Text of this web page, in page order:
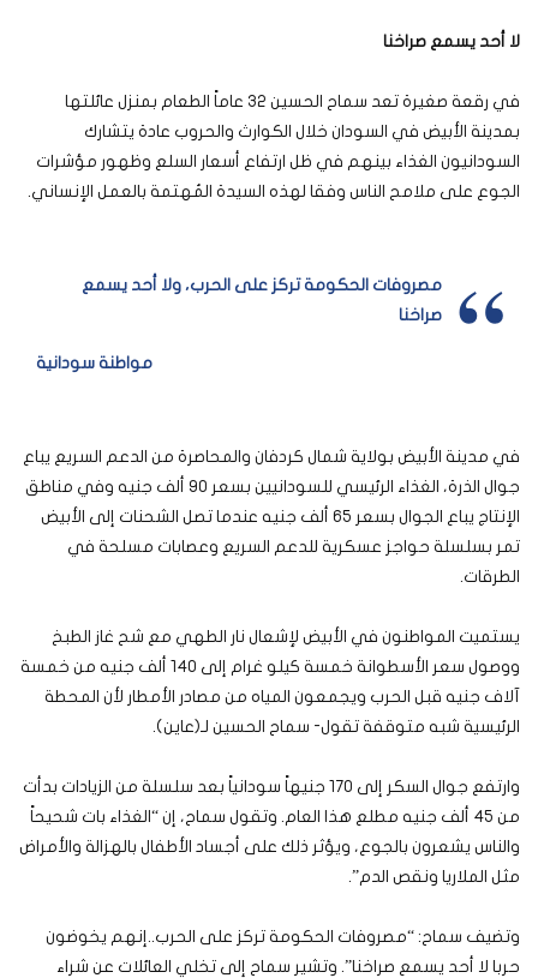
لا أحد يسمع صراخنا
في رقعة صغيرة تعد سماح الحسين 32 عاماً الطعام بمنزل عائلتها
بمدينة الأبيض في السودان خلال الكوارث والحروب عادة يتشارك
السودانيون الغذاء بينهم في ظل ارتفاع أسعار السلع وظهور مؤشرات
الجوع على ملامح الناس وفقا لهذه السيدة المُهتمة بالعمل الإنساني.
مصروفات الحكومة تركز على الحرب، ولا أحد يسمع
صراخنا
مواطنة سودانية
في مدينة الأبيض بولاية شمال كردفان والمحاصرة من الدعم السريع يباع
جوال الذرة، الغذاء الرئيسي للسودانيين بسعر 90 ألف جنيه وفي مناطق
الإنتاج يباع الجوال بسعر 65 ألف جنيه عندما تصل الشحنات إلى الأبيض
تمر بسلسلة حواجز عسكرية للدعم السريع وعصابات مسلحة في
الطرقات.
يستميت المواطنون في الأبيض لإشعال نار الطهي مع شح غاز الطبخ
ووصول سعر الأسطوانة خمسة كيلو غرام إلى 140 ألف جنيه من خمسة
آلاف جنيه قبل الحرب ويجمعون المياه من مصادر الأمطار لأن المحطة
الرئيسية شبه متوقفة تقول- سماح الحسين لـ(عاين).
وارتفع جوال السكر إلى 170 جنيهاً سودانياً بعد سلسلة من الزيادات بدأت
من 45 ألف جنيه مطلع هذا العام. وتقول سماح، إن “الغذاء بات شحيحاً
والناس يشعرون بالجوع، ويؤثر ذلك على أجساد الأطفال بالهزالة والأمراض
مثل الملاريا ونقص الدم”.
وتضيف سماح: “مصروفات الحكومة تركز على الحرب..إنهم يخوضون
حربا لا أحد يسمع صراخنا”. وتشير سماح إلى تخلي العائلات عن شراء